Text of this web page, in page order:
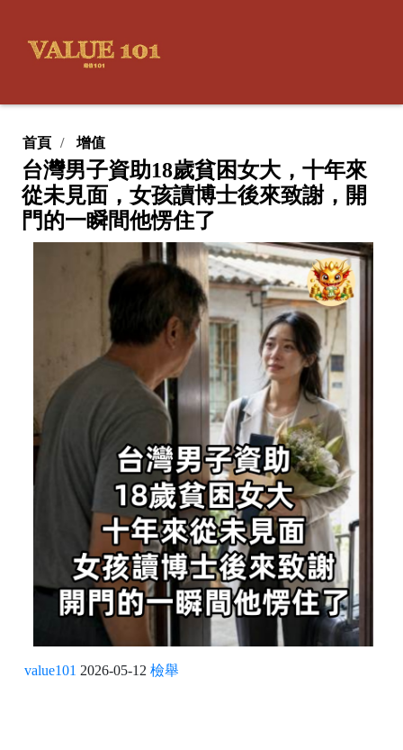
首頁 增值
台灣男子資助18歲貧困女大，十年來
從未見面，女孩讀博士後來致謝，開
門的一瞬間他愣住了
value101 2026-05-12 檢舉